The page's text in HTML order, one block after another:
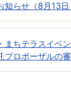
知らせ（8月13日
まちテラスイベ
プロポーザルの